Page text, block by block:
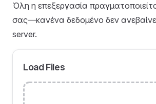
Όλη η επεξεργασία
σας—κανένα δεδομένο δεν
server.
Load Files